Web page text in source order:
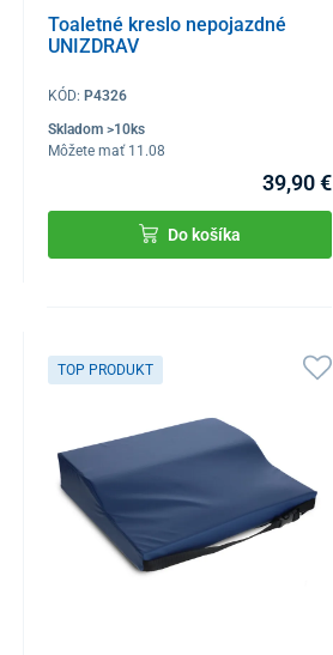
Toaletné kreslo nepojazdné
UNIZDRAV
KÓD: P4326
Skladom >10ks
Môžete mať 11.08
39,90 €
Do košíka
TOP PRODUKT